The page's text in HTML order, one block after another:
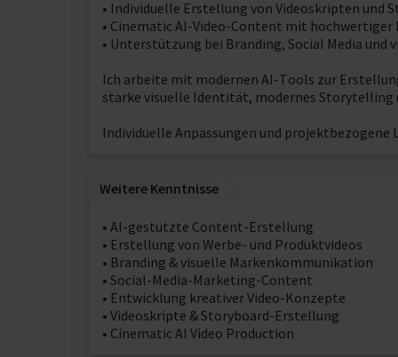
• Individuelle Erstellung von Videoskripten und
• Cinematic AI-Video-Content mit
• Unterstützung bei Branding, Social Media
Ich arbeite mit modernen AI-Tools zur
starke visuelle Identität, modernes Storytelling
Individuelle Anpassungen und projektbezogene
Weitere Kenntnisse
• AI-gestützte Content-Erstellung
• Erstellung von Werbe- und Produktvideos
• Branding & visuelle Markenkommunikation
• Social-Media-Marketing-Content
• Entwicklung kreativer Video-Konzepte
• Videoskripte & Storyboard-Erstellung
• Cinematic AI Video Production